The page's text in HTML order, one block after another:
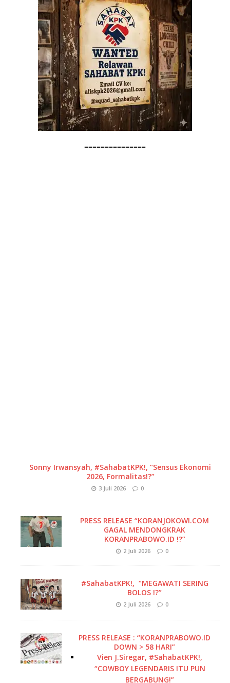
===============
Sonny Irwansyah, #SahabatKPK!, “Sensus Ekonomi
2026, Formalitas!?”
3 Juli 2026 0
PRESS RELEASE “KORANJOKOWI.COM
GAGAL MENDONGKRAK
KORANPRABOWO.ID !?”
2 Juli 2026 0
#SahabatKPK!, “MEGAWATI SERING
BOLOS !?”
2 Juli 2026 0
PRESS RELEASE : “KORANPRABOWO.ID
DOWN > 58 HARI”
Vien J.Siregar, #SahabatKPK!,
“COWBOY LEGENDARIS ITU PUN
BERGABUNG!”